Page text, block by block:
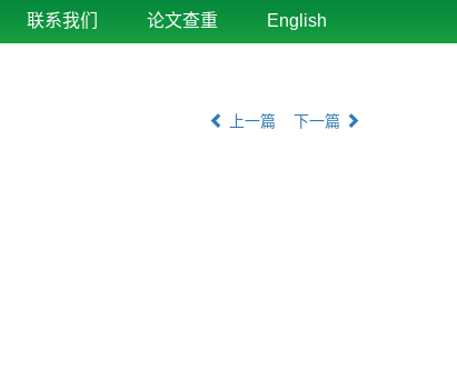
联系我们 论文查重 English
上一篇 下一篇